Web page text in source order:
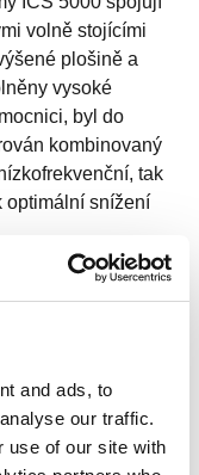
and ads, to
our traffic.
use of our site with
volně stojícími
plošině a
vysoké
byl do
kombinovaný
tak
optimální snížení
rozšířila své
na
že život